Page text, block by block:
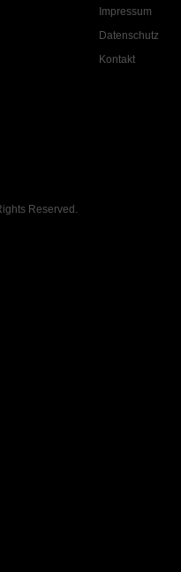
Impressum
Datenschutz
Kontakt
Reserved.